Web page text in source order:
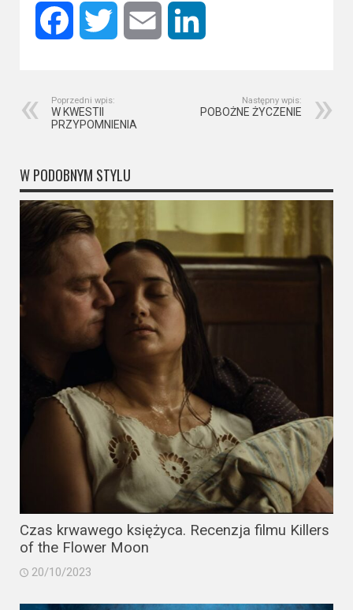
Południowa
na
faktach
Streaming
Amazon
Prime
Video
Apple
Disney+
Sky
Showtime
Podsumowania
Facebook Twitter Email
Poprzedni wpis:
W KWESTII
PRZYPOMNIENIA
Następny wpis:
POBOŻNE ŻYCZENIE
W PODOBNYM STYLU
Czas krwawego księżyca. Recenzja filmu Killers
of the Flower Moon
20/10/2023